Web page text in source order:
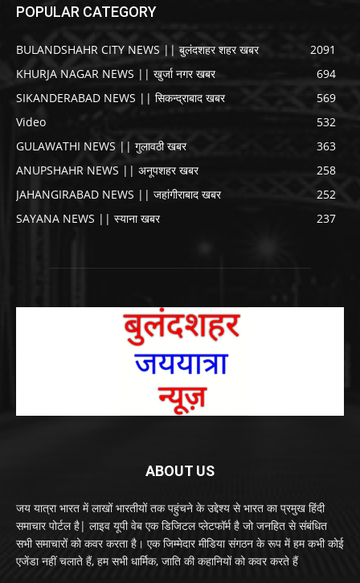
POPULAR CATEGORY
BULANDSHAHR CITY NEWS || बुलंदशहर शहर खबर
2091
KHURJA NAGAR NEWS || खुर्जा नगर खबर
694
SIKANDERABAD NEWS || सिकन्द्राबाद खबर
569
Video
532
GULAWATHI NEWS || गुलावठी खबर
363
ANUPSHAHR NEWS || अनूपशहर खबर
258
JAHANGIRABAD NEWS || जहांगीराबाद खबर
252
SAYANA NEWS || स्याना खबर
237
ABOUT US
जय यात्रा भारत में लाखों भारतीयों तक पहुंचने के उद्देश्य से भारत का प्रमुख हिंदी
समाचार पोर्टल है| लाइव यूपी वेब एक डिजिटल प्लेटफॉर्म है जो जनहित से संबंधित
सभी समाचारों को कवर करता है। एक जिम्मेदार मीडिया संगठन के रूप में हम कभी कोई
एजेंडा नहीं चलाते हैं, हम सभी धार्मिक, जाति की कहानियों को कवर करते हैं